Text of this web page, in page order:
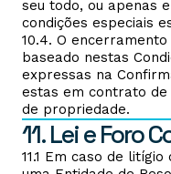
seu todo, ou apenas
condições especiais
10.4. O
baseado nestas
expressas na
estas em contrato
de propriedade.
11. Lei e Foro
11.1 Em caso de